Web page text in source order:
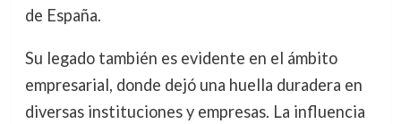
de España.
Su legado también es evidente en el ámbito
empresarial, donde dejó una huella duradera en
diversas instituciones y empresas. La influencia